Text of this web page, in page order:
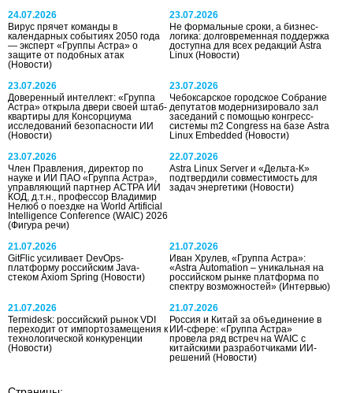
24.07.2026
Вирус прячет команды в
календарных событиях 2050 года
— эксперт «Группы Астра» о
защите от подобных атак
(Новости)
23.07.2026
Не формальные сроки, а бизнес-
логика: долговременная поддержка
доступна для всех редакций Astra
Linux(Новости)
23.07.2026
Доверенный интеллект: «Группа
Астра» открыла двери своей штаб-
квартиры для Консорциума
исследований безопасности ИИ
(Новости)
23.07.2026
Чебоксарское городское Собрание
депутатов модернизировало зал
заседаний с помощью конгресс-
системы m2 Congress на базе Astra
Linux Embedded(Новости)
23.07.2026
Член Правления, директор по
науке и ИИ ПАО «Группа Астра»,
управляющий партнер АСТРА ИИ
КОД, д.т.н., профессор Владимир
Нелюб о поездке на World Artificial
Intelligence Conference (WAIC) 2026
(Фигура речи)
22.07.2026
Astra Linux Server и «Дельта-К»
подтвердили совместимость для
задач энергетики(Новости)
21.07.2026
GitFlic усиливает DevOps-
платформу российским Java-
стеком Axiom Spring (Новости)
21.07.2026
Иван Хрулев, «Группа Астра»:
«Astra Automation – уникальная на
российском рынке платформа по
спектру возможностей»(Интервью)
21.07.2026
Termidesk: российский рынок VDI
переходит от импортозамещения к
технологической конкуренции
(Новости)
21.07.2026
Россия и Китай за объединение в
ИИ-сфере: «Группа Астра»
провела ряд встреч на WAIC с
китайскими разработчиками ИИ-
решений(Новости)